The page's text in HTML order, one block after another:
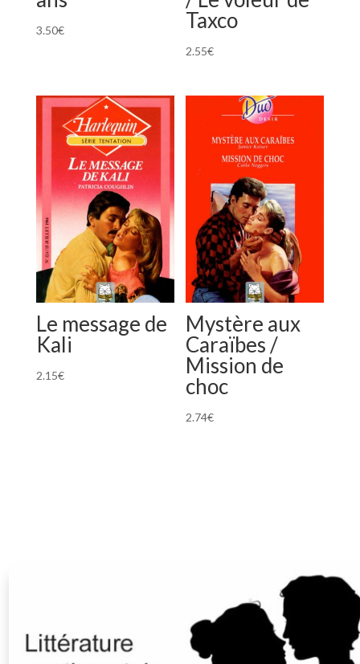
3.50€
Taxco
2.55€
Le message de
Kali
2.15€
Mystère aux
Caraïbes /
Mission de
choc
2.74€